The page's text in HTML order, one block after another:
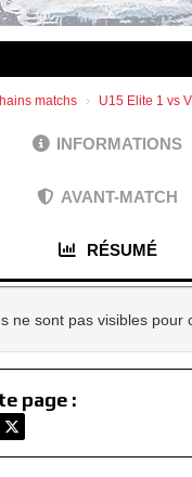
matchs U15 Elite 1 vs
INFORMATIONS
AVANT-MATCH
RÉSUMÉ
ne sont pas visibles pour
page :